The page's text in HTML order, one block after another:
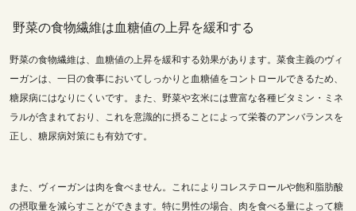
野菜の食物繊維は血糖値の上昇を緩和する
野菜の食物繊維は、血糖値の上昇を緩和する効果があります。菜食主義のヴィ
ーガンは、一日の食事においてしっかりと血糖値をコントロールできるため、
糖尿病にはなりにくいです。また、野菜や玄米には豊富な各種ビタミン・ミネ
ラルが含まれており、これを意識的に摂ることによって栄養のアンバランスを
正し、糖尿病対策にも有効です。
また、ヴィーガンは肉を食べません。これによりコレステロールや飽和脂肪酸
の摂取量を減らすことができます。特に男性の場合、肉を食べる量によって糖